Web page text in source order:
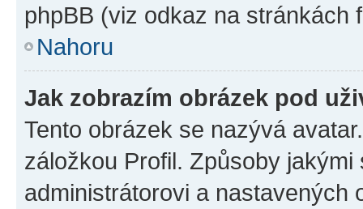
phpBB (viz odkaz na stránkách
Nahoru
Jak zobrazím obrázek pod
Tento obrázek se nazývá
záložkou Profil. Způsoby
administrátorovi a nastavených